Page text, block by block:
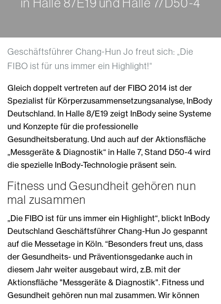
Geschäftsführer Chang-Hun Jo freut sich: „Die
FIBO ist für uns immer ein Highlight!“
Gleich doppelt vertreten auf der FIBO 2014 ist der
Spezialist für Körperzusammensetzungsanalyse, InBody
Deutschland. In Halle 8/E19 zeigt InBody seine Systeme
und Konzepte für die professionelle
Gesundheitsberatung. Und auch auf der Aktionsfläche
„Messgeräte & Diagnostik“ in Halle 7, Stand D50-4 wird
die spezielle InBody-Technologie präsent sein.
Fitness und Gesundheit gehören nun
mal zusammen
„Die FIBO ist für uns immer ein Highlight“, blickt InBody
Deutschland Geschäftsführer Chang-Hun Jo gespannt
auf die Messetage in Köln. “Besonders freut uns, dass
der Gesundheits- und Präventionsgedanke auch in
diesem Jahr weiter ausgebaut wird, z.B. mit der
Aktionsfläche "Messgeräte & Diagnostik". Fitness und
Gesundheit gehören nun mal zusammen. Wir können